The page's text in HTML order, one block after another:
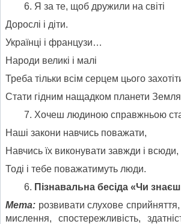
Я за те, щоб дружили на світі
Дорослі і діти.
Українці і французи…
Народи великі і малі
Треба тільки всім серцем цього
Стати гідним нащадком планети
Хочеш людиною справжньою
Наші закони навчись поважати,
Навчись їх виконувати завжди і всюди,
Тоді і тебе поважатимуть люди.
Пізнавальна бесіда «Чи
Мета: розвивати слухове
мислення, спостережливість,